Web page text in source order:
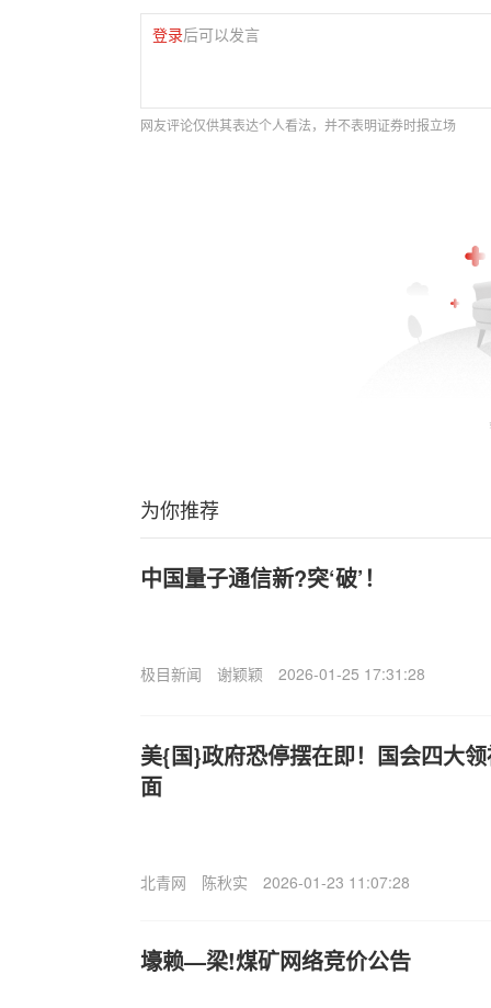
登录后可以发言
网友评论仅供其表达个人看法，并不表明证券时报立场
为你推荐
中国量子通信新?突‘破’！
极目新闻 谢颖颖 2026-01-25 17:31:28
美{国}政府恐停摆在即！国会四大
面
北青网 陈秋实 2026-01-23 11:07:28
壕赖—梁!煤矿网络竞价公告